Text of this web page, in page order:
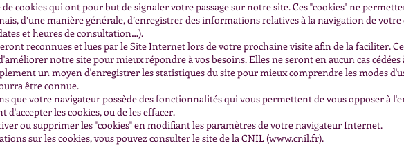
de cookies qui ont pour but de signaler votre passage sur notre site. Ces "cookies" ne
d’une manière générale, d’enregistrer des informations relatives à la navigation de
et heures de consultation…).
reconnues et lues par le Site Internet lors de votre prochaine visite afin de la faciliter.
notre site pour mieux répondre à vos besoins. Elles ne seront en aucun cas cédées
un moyen d'enregistrer les statistiques du site pour mieux comprendre les modes
être connue.
que votre navigateur possède des fonctionnalités qui vous permettent de vous opposer à
d'accepter les cookies, ou de les effacer.
ou supprimer les "cookies" en modifiant les paramètres de votre navigateur Internet.
sur les cookies, vous pouvez consulter le site de la CNIL (www.cnil.fr).